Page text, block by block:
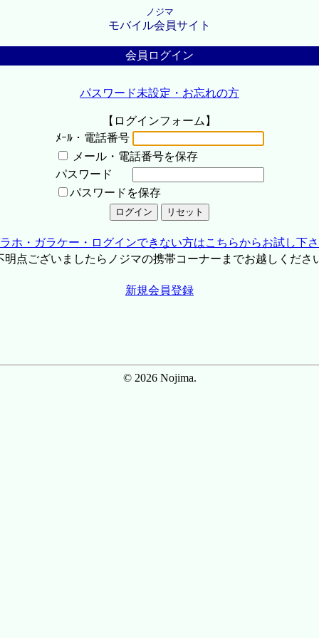
ノジマ
モバイル会員サイト
会員ログイン
パスワード未設定・お忘れの方
【ログインフォーム】
ﾒｰﾙ・電話番号
メール・電話番号を保存
パスワード
パスワードを保存
ホ・ガラケー・ログインできない方はこちらからお試し下
点ございましたらノジマの携帯コーナーまでお越しくださ
新規会員登録
© 2026 Nojima.